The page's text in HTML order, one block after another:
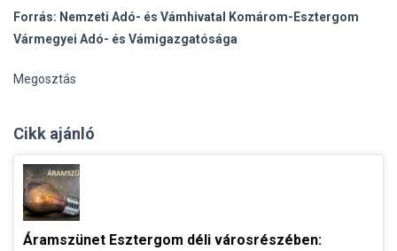
Forrás: Nemzeti Adó- és Vámhivatal
Komárom-Esztergom
Vármegyei Adó- és Vámigazgatósága
Megosztás
Cikk ajánló
Áramszünet Esztergom déli városrészében: